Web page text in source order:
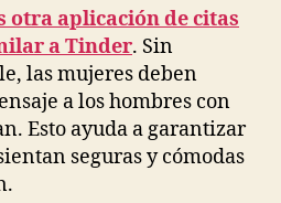
otra aplicación de citas
a Tinder. Sin
las mujeres deben
a los hombres con
Esto ayuda a garantizar
seguras y cómodas